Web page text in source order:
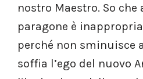
nostro Maestro. So che
paragone è
perché non sminuisce
soffia l’ego del nuovo